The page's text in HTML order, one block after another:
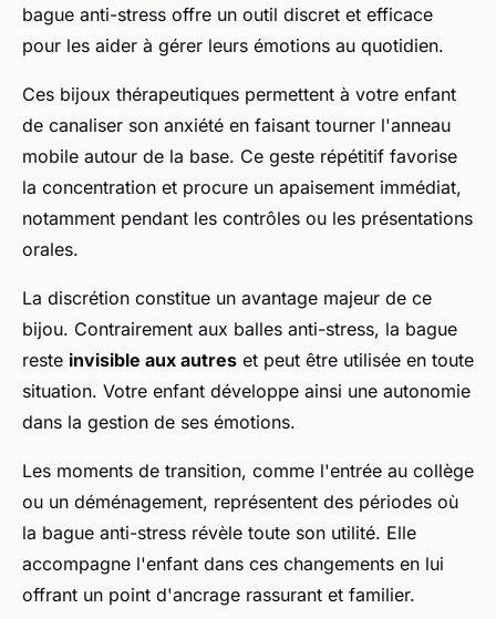
bague anti-stress offre un outil discret et efficace
pour les aider à gérer leurs émotions au quotidien.
Ces bijoux thérapeutiques permettent à votre enfant
de canaliser son anxiété en faisant tourner l'anneau
mobile autour de la base. Ce geste répétitif favorise
la concentration et procure un apaisement immédiat,
notamment pendant les contrôles ou les présentations
orales.
La discrétion constitue un avantage majeur de ce
bijou. Contrairement aux balles anti-stress, la bague
reste invisible aux autres et peut être utilisée en toute
situation. Votre enfant développe ainsi une autonomie
dans la gestion de ses émotions.
Les moments de transition, comme l'entrée au collège
ou un déménagement, représentent des périodes où
la bague anti-stress révèle toute son utilité. Elle
accompagne l'enfant dans ces changements en lui
offrant un point d'ancrage rassurant et familier.